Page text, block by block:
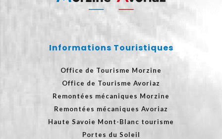
Informations Touristiques
Office de Tourisme Morzine
Office de Tourisme Avoriaz
Remontées mécaniques Morzine
Remontées mécaniques Avoriaz
Haute Savoie Mont-Blanc tourisme
Portes du Soleil